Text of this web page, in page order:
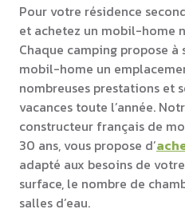
Pour votre résidence
et achetez un mobil-home
Chaque camping propose
mobil-home un
nombreuses prestations et
vacances toute l’année.
constructeur français de
30 ans, vous propose d’
adapté aux besoins de
surface, le nombre de
salles d’eau.